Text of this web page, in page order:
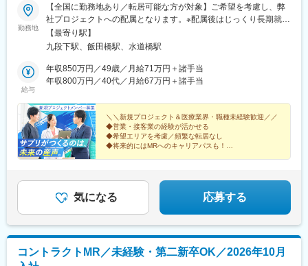
勤務地
【全国に勤務地あり／転居可能な方が対象】ご希望を考慮し、弊
社プロジェクトへの配属となります。※配属後はじっくり長期就業
（目安3～4年）。頻繁に転居することはありません。※ご本人が
「働ける」と挙げたエリア内でのみ調整するため、希望外への異
引っ越しの不安を感じている方もご安心ください。転居にまつわ
る費用は規定内で全額会社負担です。（例）・引っ越し費用・物
でのスタートを、会社がしっかりバックアップします！※受動喫煙
対策：屋内全面禁煙
【最寄り駅】
九段下駅、飯田橋駅、水道橋駅
給与
年収850万円／49歳／月給71万円＋諸手当
年収800万円／40代／月給67万円＋諸手当
＼＼新規プロジェクト＆医療業界・職種未経験歓迎／／
◆営業・接客業の経験が活かせる
◆希望エリアを考慮／頻繁な転居なし
◆将来的にはMRへのキャリアパスも！
気になる 応募する
コントラクトMR／未経験・第二新卒OK／2026年10月